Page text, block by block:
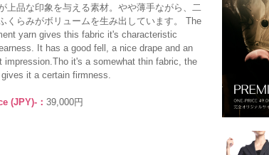
上品な印象を与える素材。やや薄手ながら、二
くらみがボリュームを生み出しています。 The
yarn gives this fabric it's characteristic
It has a good fell, a nice drape and an
impression.Tho it's a somewhat thin fabric, the
it a certain firmness.
(JPY)-： 39,000円